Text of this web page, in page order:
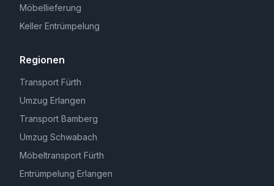
Möbellieferung
Keller Entrümpelung
Regionen
Transport Fürth
Umzug Erlangen
Transport Bamberg
Umzug Schwabach
Möbeltransport Fürth
Entrümpelung Erlangen